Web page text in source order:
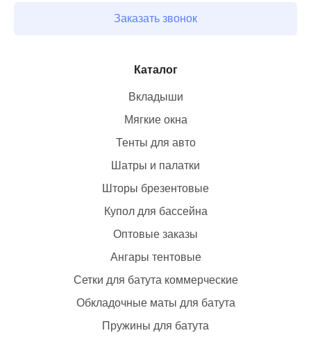
Каталог
Вкладыши
Мягкие окна
Тенты для авто
Шатры и палатки
Шторы брезентовые
Купол для бассейна
Оптовые заказы
Ангары тентовые
Сетки для батута коммерческие
Обкладочные маты для батута
Пружины для батута
Заказать звонок